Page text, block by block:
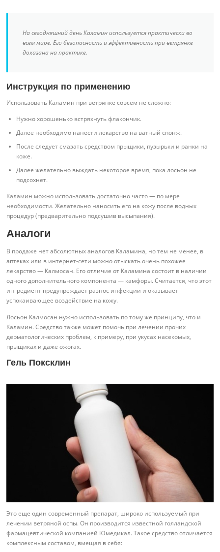
На сегодняшний день Каламин используется практически во
всем мире. Его безопасность и эффективность при ветрянке
доказана на практике.
Инструкция по применению
Использовать Каламин при ветрянке совсем не сложно:
Нужно хорошенько встряхнуть флакончик.
Далее необходимо нанести лекарство на ватный спонж.
После следует смазать средством прыщики, пузырьки и ранки на
коже.
Далее желательно выждать некоторое время, пока лосьон не
подсохнет.
Каламин можно использовать достаточно часто — по мере
необходимости. Желательно наносить его на кожу после водных
процедур (предварительно подсушив высыпания).
Аналоги
В продаже нет абсолютных аналогов Каламина, но тем не менее, в
аптеках или в интернет-сети можно отыскать очень похожее
лекарство — Калмосан. Его отличие от Каламина состоит в наличии
одного дополнительного компонента — камфоры. Считается, что этот
ингредиент предупреждает разнос инфекции и оказывает
успокаивающее воздействие на кожу.
Лосьон Калмосан нужно использовать по тому же принципу, что и
Каламин. Средство также может помочь при лечении прочих
дерматологических проблем, к примеру, при укусах насекомых,
прыщиках и даже ожогах.
Гель Поксклин
Это еще один современный препарат, широко используемый при
лечении ветряной оспы. Он производится известной голландской
фармацевтической компанией Юмедикал. Такое средство отличается
комплексным составом, вмещая в себя: